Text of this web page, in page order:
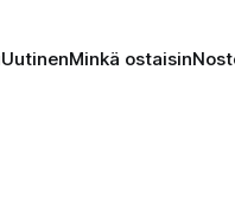
UutinenMinkä ostaisin